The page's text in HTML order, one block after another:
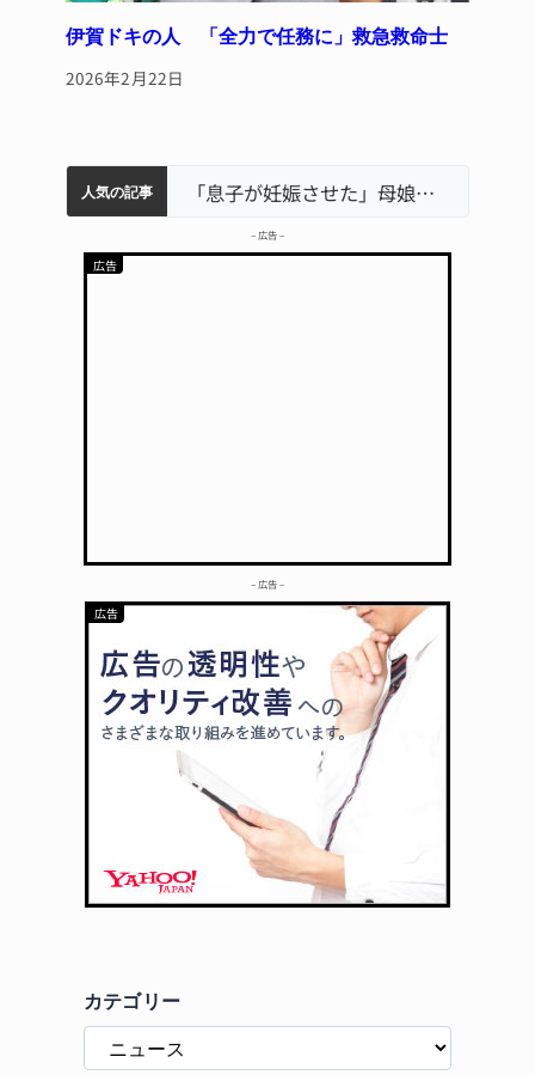
伊賀ドキの人 「全力で任務に」救急救命士
2026年2月22日
人気の記事
名張市水道料金47％値上げへ 答申案、審議会で大筋まとまる
中学校の陶壁モニュメント 地元建設会社がボランティアで清掃 伊賀名張市立病院のDMAT、熊本地震の被災地へ 能登以来3回目の派遣
特産「白鳳梨」の出荷最盛期 直売所にぎわう 伊賀 「息子が妊娠させた」母娘だまされ400万円詐欺被害 名張
– 広告 –
– 広告 –
カテゴリー